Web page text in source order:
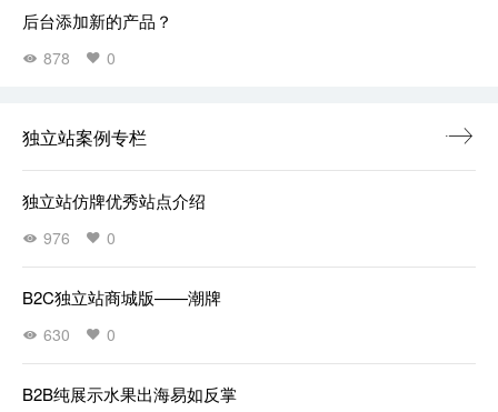
后台添加新的产品？
878 0
独立站案例专栏
独立站仿牌优秀站点介绍
976 0
B2C独立站商城版——潮牌
630 0
B2B纯展示水果出海易如反掌